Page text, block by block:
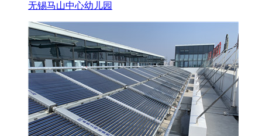
无锡马山中心幼儿园